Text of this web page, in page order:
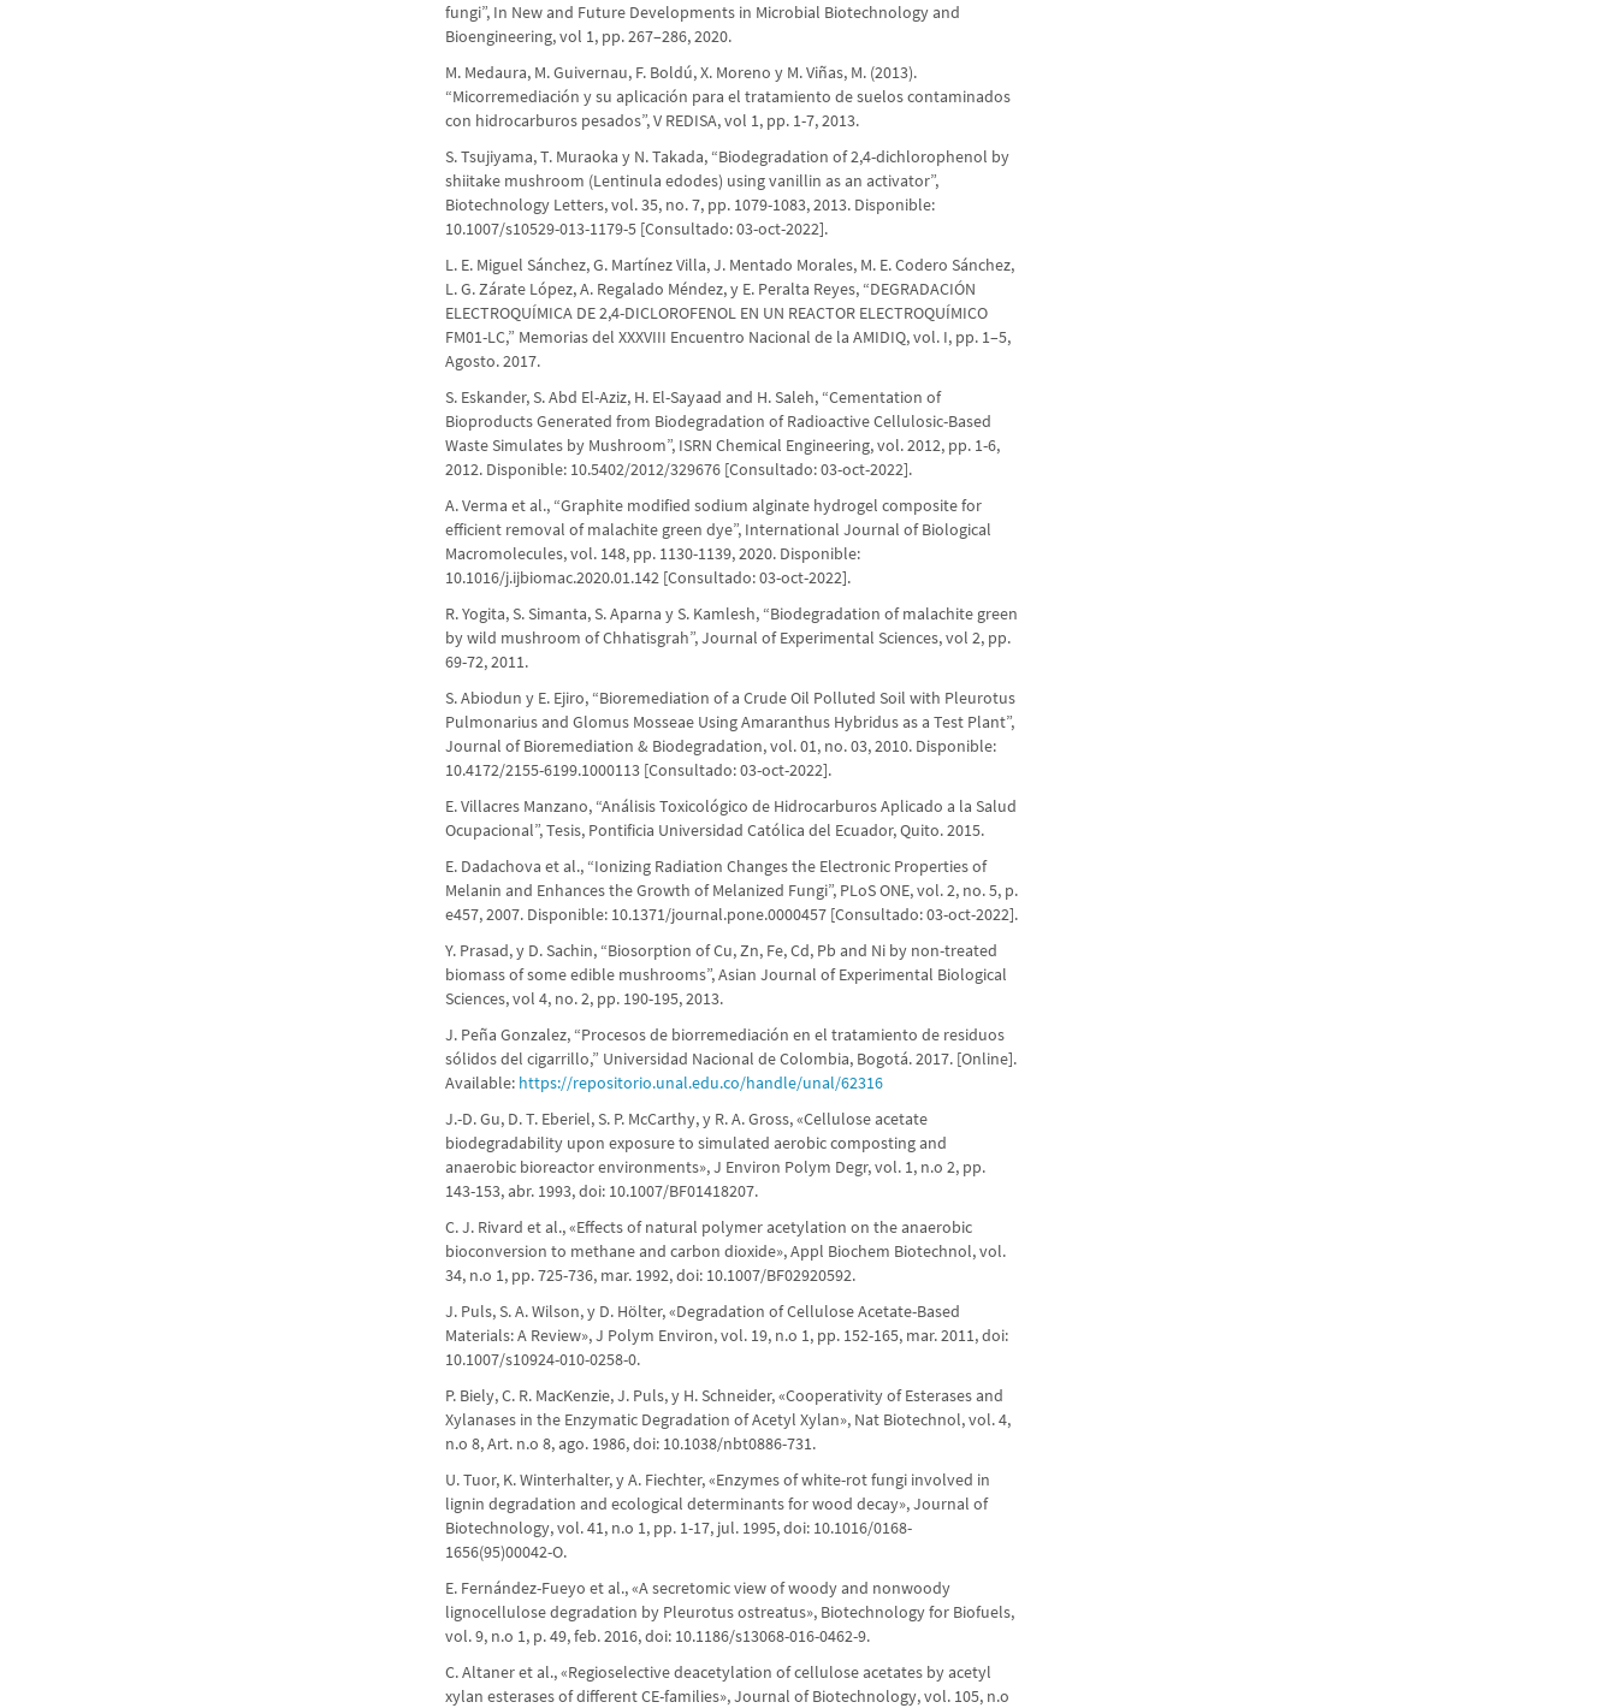
fungi”, In New and Future Developments in Microbial Biotechnology and
Bioengineering, vol 1, pp. 267–286, 2020.
M. Medaura, M. Guivernau, F. Boldú, X. Moreno y M. Viñas, M. (2013).
“Micorremediación y su aplicación para el tratamiento de suelos contaminados
con hidrocarburos pesados”, V REDISA, vol 1, pp. 1-7, 2013.
S. Tsujiyama, T. Muraoka y N. Takada, “Biodegradation of 2,4-dichlorophenol by
shiitake mushroom (Lentinula edodes) using vanillin as an activator”,
Biotechnology Letters, vol. 35, no. 7, pp. 1079-1083, 2013. Disponible:
10.1007/s10529-013-1179-5 [Consultado: 03-oct-2022].
L. E. Miguel Sánchez, G. Martínez Villa, J. Mentado Morales, M. E. Codero Sánchez,
L. G. Zárate López, A. Regalado Méndez, y E. Peralta Reyes, “DEGRADACIÓN
ELECTROQUÍMICA DE 2,4-DICLOROFENOL EN UN REACTOR ELECTROQUÍMICO
FM01-LC,” Memorias del XXXVIII Encuentro Nacional de la AMIDIQ, vol. I, pp. 1–5,
Agosto. 2017.
S. Eskander, S. Abd El-Aziz, H. El-Sayaad and H. Saleh, “Cementation of
Bioproducts Generated from Biodegradation of Radioactive Cellulosic-Based
Waste Simulates by Mushroom”, ISRN Chemical Engineering, vol. 2012, pp. 1-6,
2012. Disponible: 10.5402/2012/329676 [Consultado: 03-oct-2022].
A. Verma et al., “Graphite modified sodium alginate hydrogel composite for
efficient removal of malachite green dye”, International Journal of Biological
Macromolecules, vol. 148, pp. 1130-1139, 2020. Disponible:
10.1016/j.ijbiomac.2020.01.142 [Consultado: 03-oct-2022].
R. Yogita, S. Simanta, S. Aparna y S. Kamlesh, “Biodegradation of malachite green
by wild mushroom of Chhatisgrah”, Journal of Experimental Sciences, vol 2, pp.
69-72, 2011.
S. Abiodun y E. Ejiro, “Bioremediation of a Crude Oil Polluted Soil with Pleurotus
Pulmonarius and Glomus Mosseae Using Amaranthus Hybridus as a Test Plant”,
Journal of Bioremediation & Biodegradation, vol. 01, no. 03, 2010. Disponible:
10.4172/2155-6199.1000113 [Consultado: 03-oct-2022].
E. Villacres Manzano, “Análisis Toxicológico de Hidrocarburos Aplicado a la Salud
Ocupacional”, Tesis, Pontificia Universidad Católica del Ecuador, Quito. 2015.
E. Dadachova et al., “Ionizing Radiation Changes the Electronic Properties of
Melanin and Enhances the Growth of Melanized Fungi”, PLoS ONE, vol. 2, no. 5, p.
e457, 2007. Disponible: 10.1371/journal.pone.0000457 [Consultado: 03-oct-2022].
Y. Prasad, y D. Sachin, “Biosorption of Cu, Zn, Fe, Cd, Pb and Ni by non-treated
biomass of some edible mushrooms”, Asian Journal of Experimental Biological
Sciences, vol 4, no. 2, pp. 190-195, 2013.
J. Peña Gonzalez, “Procesos de biorremediación en el tratamiento de residuos
sólidos del cigarrillo,” Universidad Nacional de Colombia, Bogotá. 2017. [Online].
Available: https://repositorio.unal.edu.co/handle/unal/62316
J.-D. Gu, D. T. Eberiel, S. P. McCarthy, y R. A. Gross, «Cellulose acetate
biodegradability upon exposure to simulated aerobic composting and
anaerobic bioreactor environments», J Environ Polym Degr, vol. 1, n.o 2, pp.
143-153, abr. 1993, doi: 10.1007/BF01418207.
C. J. Rivard et al., «Effects of natural polymer acetylation on the anaerobic
bioconversion to methane and carbon dioxide», Appl Biochem Biotechnol, vol.
34, n.o 1, pp. 725-736, mar. 1992, doi: 10.1007/BF02920592.
J. Puls, S. A. Wilson, y D. Hölter, «Degradation of Cellulose Acetate-Based
Materials: A Review», J Polym Environ, vol. 19, n.o 1, pp. 152-165, mar. 2011, doi:
10.1007/s10924-010-0258-0.
P. Biely, C. R. MacKenzie, J. Puls, y H. Schneider, «Cooperativity of Esterases and
Xylanases in the Enzymatic Degradation of Acetyl Xylan», Nat Biotechnol, vol. 4,
n.o 8, Art. n.o 8, ago. 1986, doi: 10.1038/nbt0886-731.
U. Tuor, K. Winterhalter, y A. Fiechter, «Enzymes of white-rot fungi involved in
lignin degradation and ecological determinants for wood decay», Journal of
Biotechnology, vol. 41, n.o 1, pp. 1-17, jul. 1995, doi: 10.1016/0168-
1656(95)00042-O.
E. Fernández-Fueyo et al., «A secretomic view of woody and nonwoody
lignocellulose degradation by Pleurotus ostreatus», Biotechnology for Biofuels,
vol. 9, n.o 1, p. 49, feb. 2016, doi: 10.1186/s13068-016-0462-9.
C. Altaner et al., «Regioselective deacetylation of cellulose acetates by acetyl
xylan esterases of different CE-families», Journal of Biotechnology, vol. 105, n.o